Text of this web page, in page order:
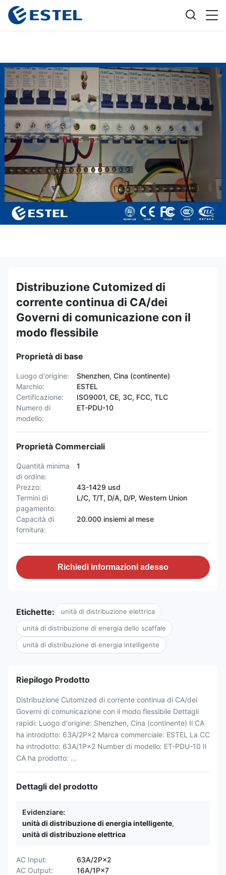
Distribuzione Cutomized di
corrente continua di CA/dei
Governi di comunicazione con il
modo flessibile
Proprietà di base
Luogo d'origine:
Shenzhen, Cina (continente)
Marchio:
ESTEL
Certificazione:
ISO9001, CE, 3C, FCC, TLC
Numero di
modello:
ET-PDU-10
Proprietà Commerciali
Quantità minima
di ordine:
1
Prezzo:
43-1429 usd
Termini di
pagamento:
L/C, T/T, D/A, D/P, Western Union
Capacità di
fornitura:
20.000 insiemi al mese
Richiedi informazioni adesso
Etichette: unità di distribuzione elettrica
unità di distribuzione di energia dello scaffale
unità di distribuzione di energia intelligente
Riepilogo Prodotto
Distribuzione Cutomized di corrente continua di CA/dei
Governi di comunicazione con il modo flessibile Dettagli
rapidi: Luogo d'origine: Shenzhen, Cina (continente) Il CA
ha introdotto: 63A/2P×2 Marca commerciale: ESTEL La CC
ha introdotto: 63A/1P×2 Number di modello: ET-PDU-10 Il
CA ha prodotto: ...
Dettagli del prodotto
Evidenziare:
unità di distribuzione di energia intelligente,
unità di distribuzione elettrica
AC Input:
63A/2P×2
AC Output:
16A/1P×7